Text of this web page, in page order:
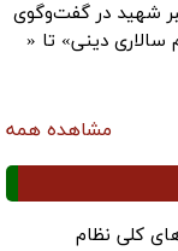
شهید در گفت‌وگوی
سالاری دینی» تا «
مشاهده همه
کلی نظام